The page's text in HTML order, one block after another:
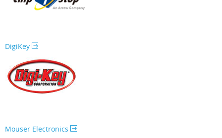
DigiKey
Mouser Electronics